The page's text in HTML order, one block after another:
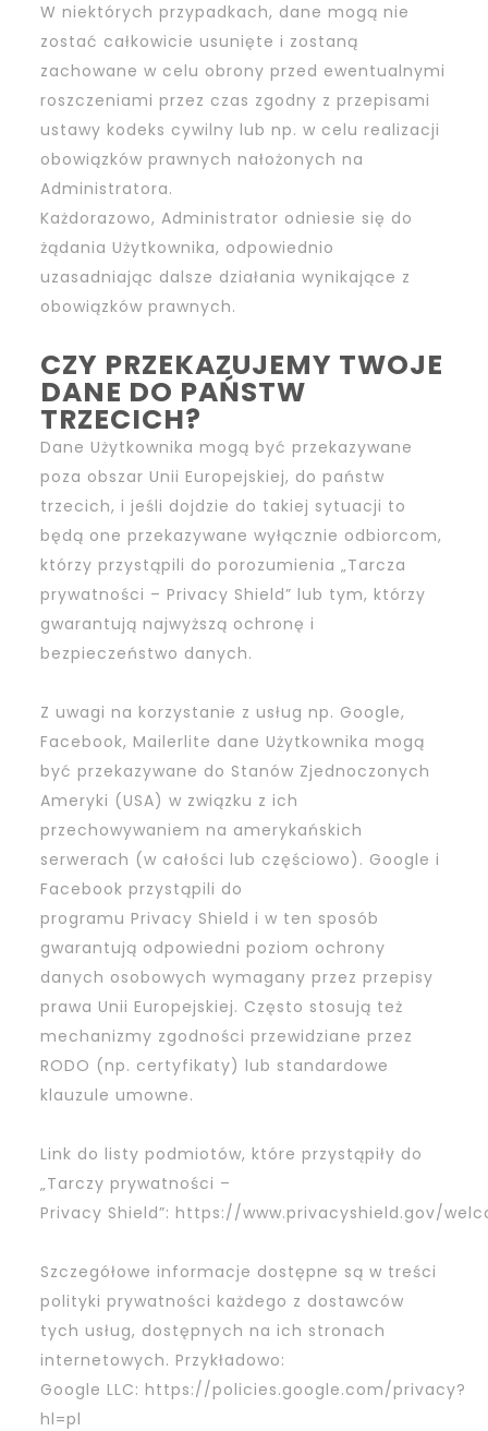
W niektórych przypadkach, dane mogą nie
zostać całkowicie usunięte i zostaną
zachowane w celu obrony przed ewentualnymi
roszczeniami przez czas zgodny z przepisami
ustawy kodeks cywilny lub np. w celu realizacji
obowiązków prawnych nałożonych na
Administratora.
Każdorazowo, Administrator odniesie się do
żądania Użytkownika, odpowiednio
uzasadniając dalsze działania wynikające z
obowiązków prawnych.
CZY PRZEKAZUJEMY TWOJE
DANE DO PAŃSTW
TRZECICH?
Dane Użytkownika mogą być przekazywane
poza obszar Unii Europejskiej, do państw
trzecich, i jeśli dojdzie do takiej sytuacji to
będą one przekazywane wyłącznie odbiorcom,
którzy przystąpili do porozumienia „Tarcza
prywatności – Privacy Shield” lub tym, którzy
gwarantują najwyższą ochronę i
bezpieczeństwo danych.
Z uwagi na korzystanie z usług np. Google,
Facebook, Mailerlite dane Użytkownika mogą
być przekazywane do Stanów Zjednoczonych
Ameryki (USA) w związku z ich
przechowywaniem na amerykańskich
serwerach (w całości lub częściowo). Google i
Facebook przystąpili do
programu Privacy Shield i w ten sposób
gwarantują odpowiedni poziom ochrony
danych osobowych wymagany przez przepisy
prawa Unii Europejskiej. Często stosują też
mechanizmy zgodności przewidziane przez
RODO (np. certyfikaty) lub standardowe
klauzule umowne.
Link do listy podmiotów, które przystąpiły do
„Tarczy prywatności –
Privacy Shield”:https://www.privacyshield.gov/
Szczegółowe informacje dostępne są w treści
polityki prywatności każdego z dostawców
tych usług, dostępnych na ich stronach
internetowych. Przykładowo:
Google LLC:https://policies.google.com/privacy?
hl=pl